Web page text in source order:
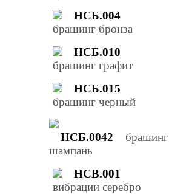
НСБ.004
брашинг бронза
НСБ.010
брашинг графит
НСБ.015
брашинг черный
НСБ.0042
брашинг
шампань
НСВ.001
вибрации серебро